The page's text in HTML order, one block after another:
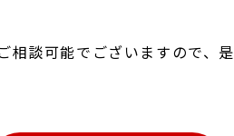
相談可能でございますので、